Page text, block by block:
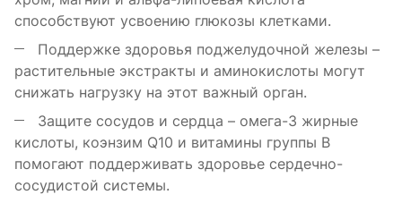
способствуют усвоению глюкозы клетками.
Поддержке здоровья поджелудочной железы –
растительные экстракты и аминокислоты могут
снижать нагрузку на этот важный орган.
Защите сосудов и сердца – омега-3 жирные
кислоты, коэнзим Q10 и витамины группы B
помогают поддерживать здоровье сердечно-
сосудистой системы.